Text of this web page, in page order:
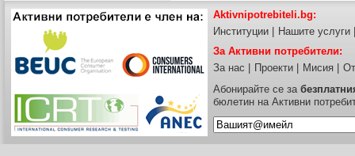
Aktivnipotrebiteli.bg:
Институции
Нашите услуги
За Активни потребители:
За нас
Проекти Мисия
Абонирайте се за
бюлетин на Активни